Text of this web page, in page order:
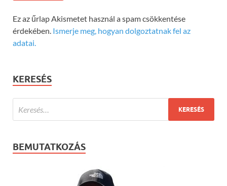
Ez az űrlap Akismetet használ a spam csökkentése
érdekében. Ismerje meg, hogyan dolgoztatnak fel az
adatai.
KERESÉS
BEMUTATKOZÁS